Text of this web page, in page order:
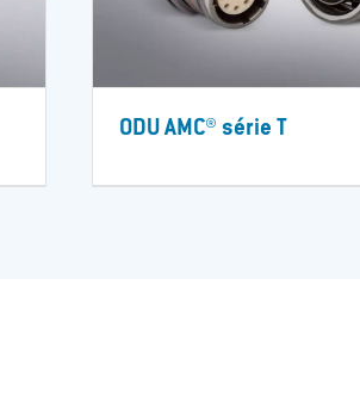
ODU AMC® série T